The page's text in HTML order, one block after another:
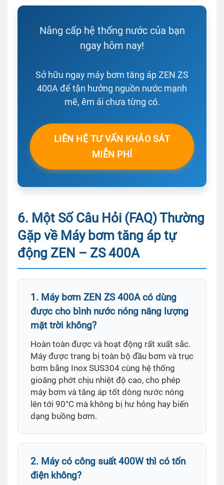
Nâng cấp hệ thống nước của bạn
ngay hôm nay!
Sở hữu ngay máy bơm tăng áp ZEN ZS
400A để tận hưởng nguồn nước mạnh
mẽ, êm ái chưa từng có.
LIÊN HỆ TƯ VẤN KHẢO SÁT
MIỄN PHÍ
6. Một Số Câu Hỏi (FAQ) Thường
Gặp về Máy bơm tăng áp tự
động ZEN – ZS 400A
1. Máy bơm ZEN ZS 400A có dùng
được cho bình nước nóng năng lượng
mặt trời không?
Hoàn toàn được và hoạt động rất xuất sắc.
Máy được trang bị toàn bộ đầu bơm và trục
bơm bằng Inox SUS304 cùng hệ thống
gioăng phớt chịu nhiệt độ cao, cho phép
máy bơm và tăng áp tốt dòng nước nóng
lên tới 90°C mà không bị hư hỏng hay biến
dạng buồng bơm.
2. Máy có công suất 400W thì có tốn
điện không?